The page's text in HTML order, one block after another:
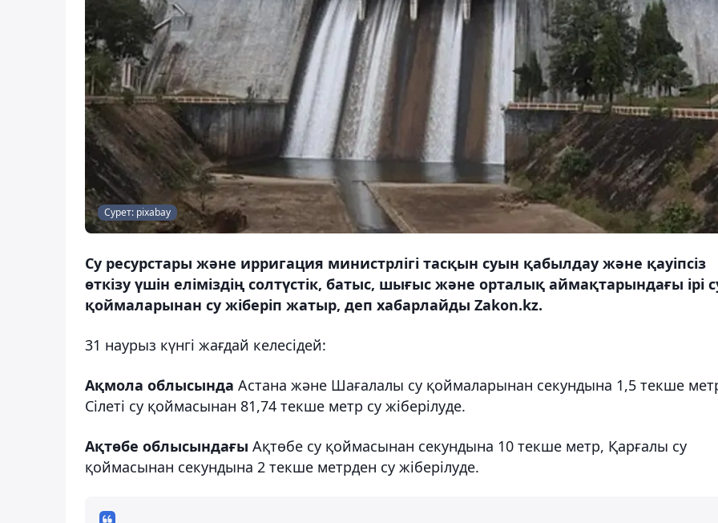
Сурет: pixabay
Су ресурстары және ирригация министрлігі тасқын суын қабылдау және қауіпсіз
өткізу үшін еліміздің солтүстік, батыс, шығыс және орталық аймақтарындағы ірі
қоймаларынан су жіберіп жатыр, деп хабарлайды Zakon.kz.
31 наурыз күнгі жағдай келесідей:
Ақмола облысында Астана және Шағалалы су қоймаларынан секундына 1,5 текше
Сілеті су қоймасынан 81,74 текше метр су жіберілуде.
Ақтөбе облысындағы Ақтөбе су қоймасынан секундына 10 текше метр, Қарғалы су
қоймасынан секундына 2 текше метрден су жіберілуде.